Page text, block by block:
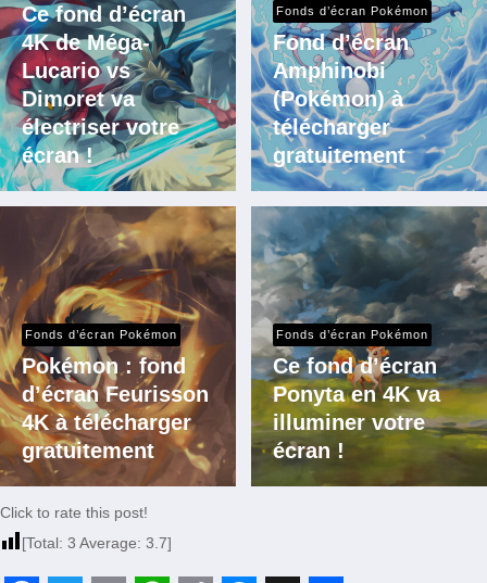
Ce fond d’écran
4K de Méga-
Lucario vs
Dimoret va
électriser votre
écran !
Fonds d’écran Pokémon
Fond d’écran
Amphinobi
(Pokémon) à
télécharger
gratuitement
Fonds d’écran Pokémon
Pokémon : fond
d’écran Feurisson
4K à télécharger
gratuitement
Fonds d’écran Pokémon
Ce fond d’écran
Ponyta en 4K va
illuminer votre
écran !
Click to rate this post!
[Total: 3 Average: 3.7]